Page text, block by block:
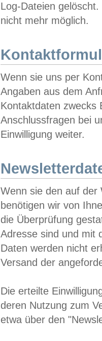
Log-Dateien
nicht mehr möglich.
Wenn sie uns per
Angaben aus dem
Kontaktdaten zwecks
Anschlussfragen bei
Einwilligung weiter.
Wenn sie den auf der
benötigen wir von
die Überprüfung
Adresse sind und mit
Daten werden nicht
Versand der
Die erteilte
deren Nutzung zum
etwa über den